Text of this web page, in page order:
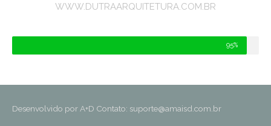
WWW.DUTRAARQUITETURA.COM.BR
95%
Desenvolvido por A+D Contato: suporte@amaisd.com.br